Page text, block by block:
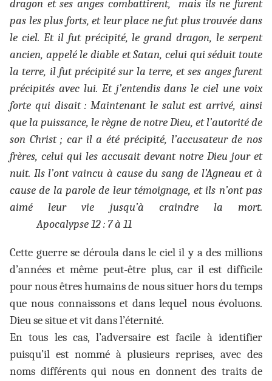
dragon et ses anges combattirent, mais ils ne furent
pas les plus forts, et leur place ne fut plus trouvée dans
le ciel. Et il fut précipité, le grand dragon, le serpent
ancien, appelé le diable et Satan, celui qui séduit toute
la terre, il fut précipité sur la terre, et ses anges furent
précipités avec lui. Et j’entendis dans le ciel une voix
forte qui disait : Maintenant le salut est arrivé, ainsi
que la puissance, le règne de notre Dieu, et l’autorité de
son Christ ; car il a été précipité, l’accusateur de nos
frères, celui qui les accusait devant notre Dieu jour et
nuit. Ils l’ont vaincu à cause du sang de l’Agneau et à
cause de la parole de leur témoignage, et ils n’ont pas
aimé leur vie jusqu’à craindre la mort.
Apocalypse 12 : 7 à 11
Cette guerre se déroula dans le ciel il y a des millions
d’années et même peut-être plus, car il est difficile
pour nous êtres humains de nous situer hors du temps
que nous connaissons et dans lequel nous évoluons.
Dieu se situe et vit dans l’éternité.
En tous les cas, l’adversaire est facile à identifier
puisqu’il est nommé à plusieurs reprises, avec des
noms différents qui nous en donnent des traits de